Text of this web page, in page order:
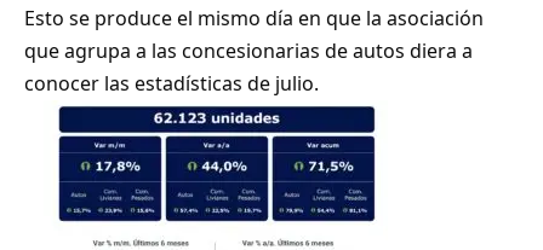
Esto se produce el mismo día en que la asociación
que agrupa a las concesionarias de autos diera a
conocer las estadísticas de julio.